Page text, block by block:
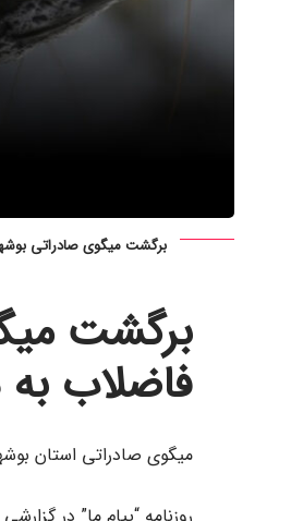
برگشت میگوی صادراتی
برگشت
فاضلاب به
میگوی صادراتی استان